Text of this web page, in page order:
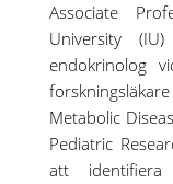
Associate
University
endokrinolog
Metabolic
Pediatric
att identifiera